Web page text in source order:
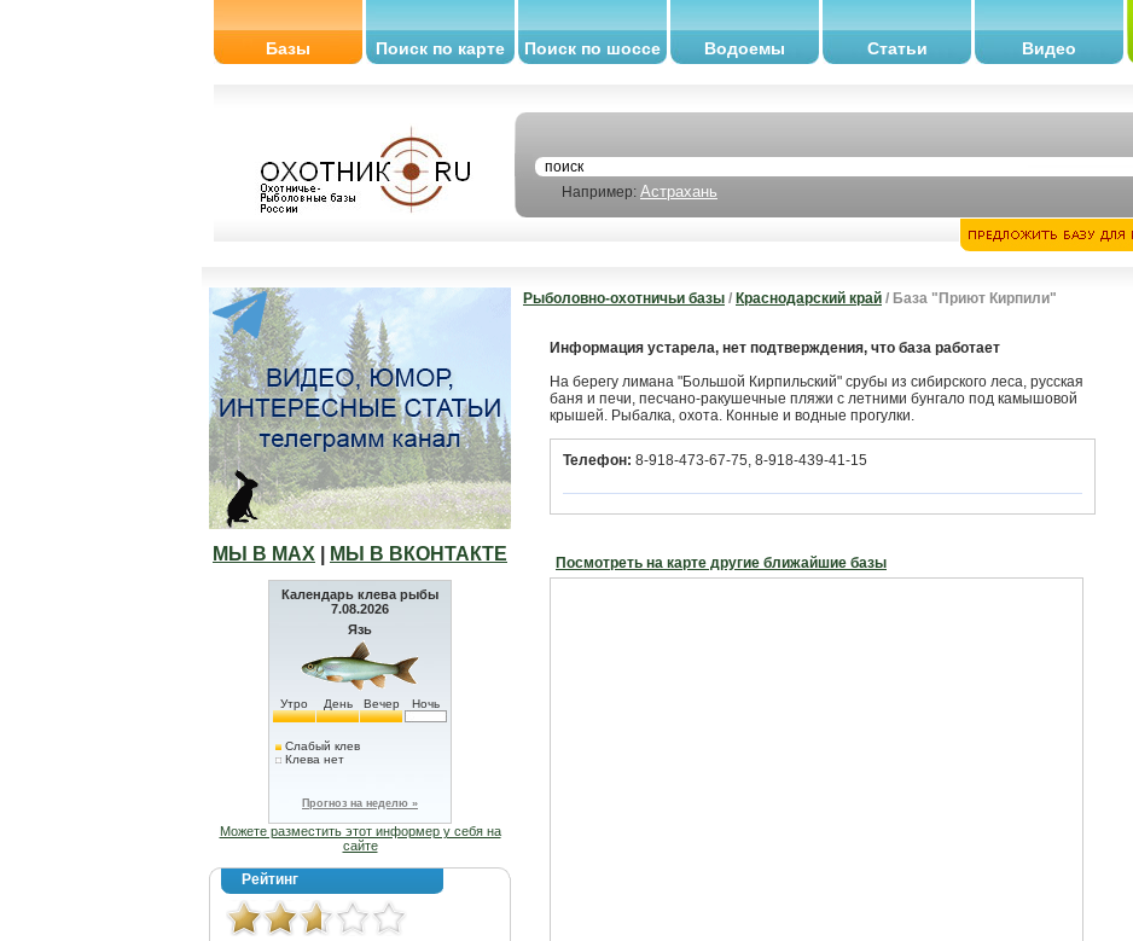
Базы Поиск по карте Поиск по шоссе Водоемы Статьи Видео
Например: Астрахань
МЫ В МАХ МЫ В ВКОНТАКТЕ
Календарь клева рыбы
7.08.2026
Язь
Утро День Вечер Ночь
Слабый клев
Клева нет
Прогноз на неделю »
Можете разместить этот информер у себя на
сайте
Рейтинг
Рыболовно-охотничьи базы / Краснодарский край / База "Приют Кирпили"
Информация устарела, нет подтверждения, что база работает
На берегу лимана "Большой Кирпильский" срубы из сибирского леса, русская
баня и печи, песчано-ракушечные пляжи с летними бунгало под камышовой
крышей. Рыбалка, охота. Конные и водные прогулки.
Телефон: 8-918-473-67-75, 8-918-439-41-15
Посмотреть на карте другие ближайшие базы